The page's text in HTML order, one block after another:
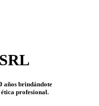
años brindándote
profesional.